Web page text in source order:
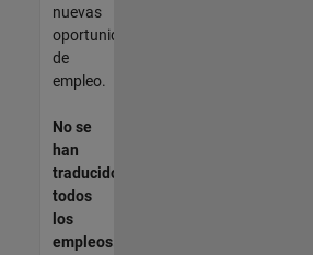
nuevas
oportunidades
de
empleo.
No se
han
traducido
todos
los
empleos.